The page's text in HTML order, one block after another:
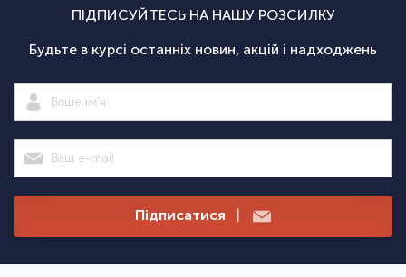
ПІДПИСУЙТЕСЬ НА НАШУ РОЗСИЛКУ
Будьте в курсі останніх новин, акцій і надходжень
Підписатися |